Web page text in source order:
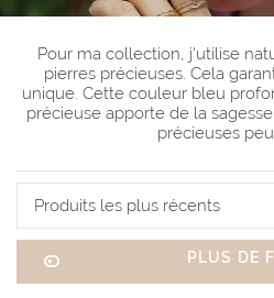
Pour ma collection, j'utilise
pierres précieuses. Cela
unique. Cette couleur bleu
précieuse apporte de la
précieuses
Produits les plus récents
PLUS DE